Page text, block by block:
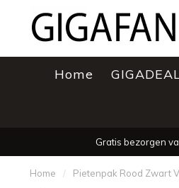
Home
Gratis bezorgen
Home / Pietenpak Rood Zwart